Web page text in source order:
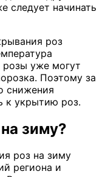
следует начинать
роз
розы уже могут
Поэтому за
снижения
к укрытию роз.
зиму?
роз на зиму
региона и